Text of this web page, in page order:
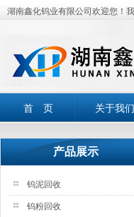
湖南鑫化钨业有限公司欢迎您！
首 页 关于我们
产品展示
钨泥回收
钨粉回收